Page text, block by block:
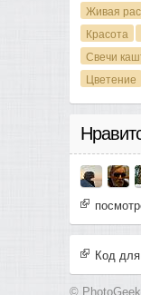
Живая
Красота
Свечи
Цветение
Код для
©